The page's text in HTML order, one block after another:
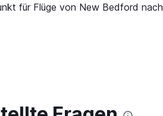
für Flüge von New Bedford nach